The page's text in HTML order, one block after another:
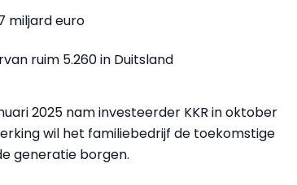
miljard euro
ruim 5.260 in Duitsland
2025 nam investeerder KKR in oktober
wil het familiebedrijf de toekomstige
generatie borgen.